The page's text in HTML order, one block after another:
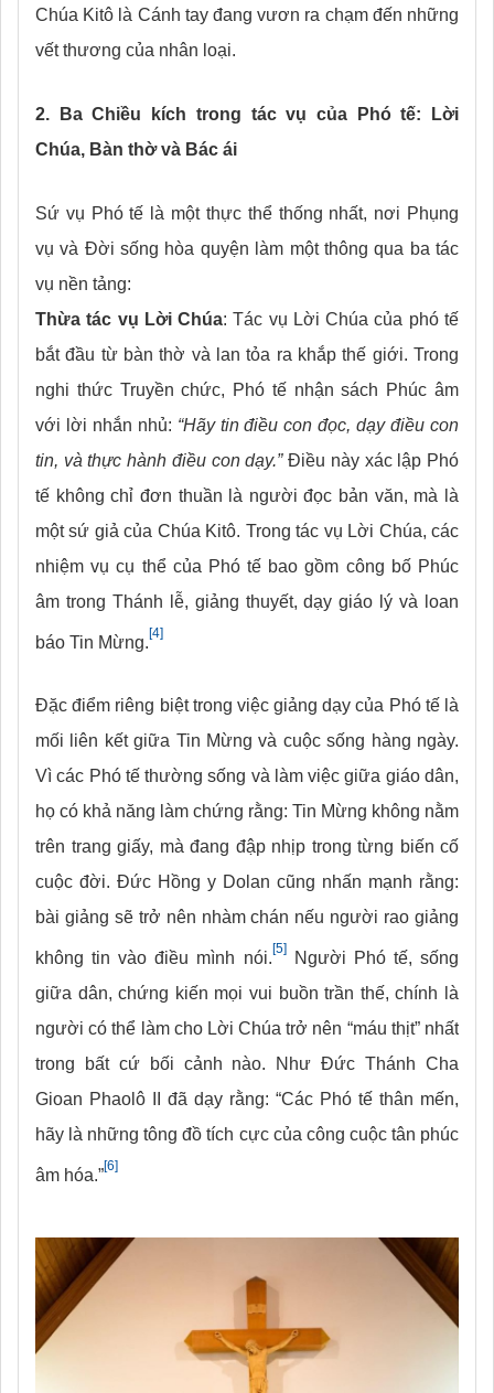
Chúa Kitô là Cánh tay đang vươn ra chạm đến những
vết thương của nhân loại.
2. Ba Chiều kích trong tác vụ của Phó tế: Lời
Chúa, Bàn thờ và Bác ái
Sứ vụ Phó tế là một thực thể thống nhất, nơi Phụng
vụ và Đời sống hòa quyện làm một thông qua ba tác
vụ nền tảng:
Thừa tác vụ Lời Chúa: Tác vụ Lời Chúa của phó tế
bắt đầu từ bàn thờ và lan tỏa ra khắp thế giới. Trong
nghi thức Truyền chức, Phó tế nhận sách Phúc âm
với lời nhắn nhủ: “Hãy tin điều con đọc, dạy điều con
tin, và thực hành điều con dạy.”Điều này xác lập Phó
tế không chỉ đơn thuần là người đọc bản văn, mà là
một sứ giả của Chúa Kitô. Trong tác vụ Lời Chúa, các
nhiệm vụ cụ thể của Phó tế bao gồm công bố Phúc
âm trong Thánh lễ, giảng thuyết, dạy giáo lý và loan
báo Tin Mừng.[4]
Đặc điểm riêng biệt trong việc giảng dạy của Phó tế là
mối liên kết giữa Tin Mừng và cuộc sống hàng ngày.
Vì các Phó tế thường sống và làm việc giữa giáo dân,
họ có khả năng làm chứng rằng: Tin Mừng không nằm
trên trang giấy, mà đang đập nhịp trong từng biến cố
cuộc đời. Đức Hồng y Dolan cũng nhấn mạnh rằng:
bài giảng sẽ trở nên nhàm chán nếu người rao giảng
không tin vào điều mình nói.[5]Người Phó tế, sống
giữa dân, chứng kiến mọi vui buồn trần thế, chính là
người có thể làm cho Lời Chúa trở nên “máu thịt” nhất
trong bất cứ bối cảnh nào. Như Đức Thánh Cha
Gioan Phaolô II đã dạy rằng: “Các Phó tế thân mến,
hãy là những tông đồ tích cực của công cuộc tân phúc
âm hóa.”[6]